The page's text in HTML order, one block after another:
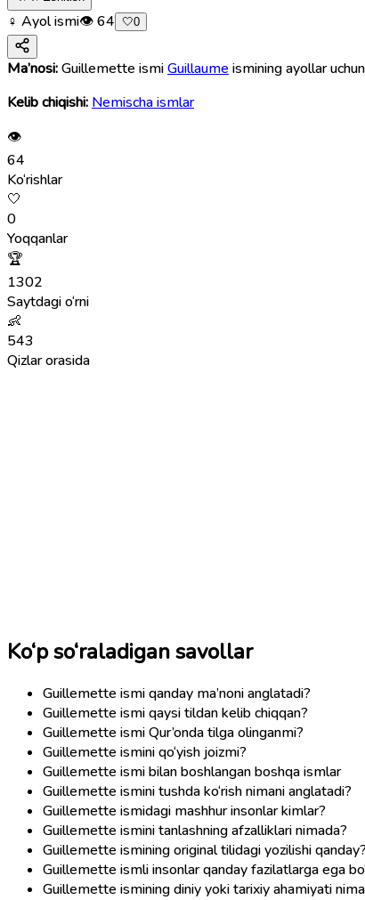
♀ Ayol ismi👁64 🤍0
Ma’nosi:Guillemette ismiGuillaume ismining ayollar
Kelib chiqishi: Nemischa ismlar
👁
64
Ko‘rishlar
🤍
0
Yoqqanlar
🏆
1302
Saytdagi o‘rni
👶
543
Qizlar orasida
Ko‘p so‘raladigan savollar
Guillemette ismi qanday ma’noni anglatadi?
Guillemette ismi qaysi tildan kelib chiqqan?
Guillemette ismi Qur’onda tilga olinganmi?
Guillemette ismini qo‘yish joizmi?
Guillemette ismi bilan boshlangan boshqa ismlar
Guillemette ismini tushda ko‘rish nimani anglatadi?
Guillemette ismidagi mashhur insonlar kimlar?
Guillemette ismini tanlashning afzalliklari nimada?
Guillemette ismining original tilidagi yozilishi
Guillemette ismli insonlar qanday fazilatlarga ega
Guillemette ismining diniy yoki tarixiy ahamiyati